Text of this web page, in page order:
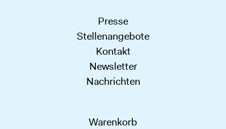
Presse
Stellenangebote
Kontakt
Newsletter
Nachrichten
Warenkorb